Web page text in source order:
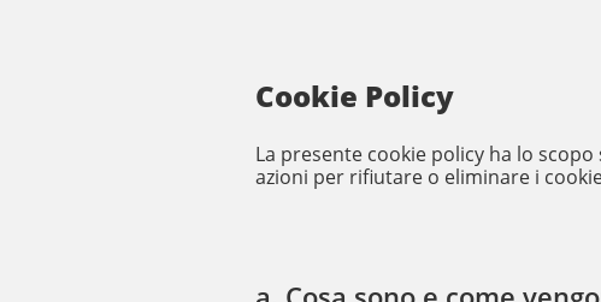
Cookie Policy
La presente cookie policy ha lo
azioni per rifiutare o eliminare i